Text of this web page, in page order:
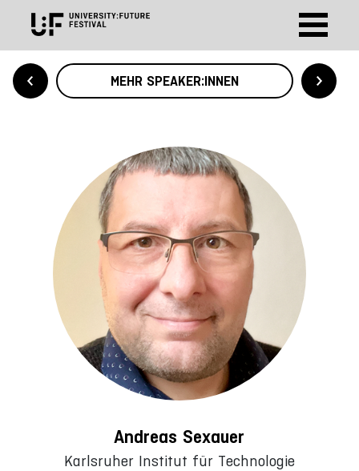
MEHR SPEAKER:INNEN
Andreas Sexauer
Karlsruher Institut für Technologie